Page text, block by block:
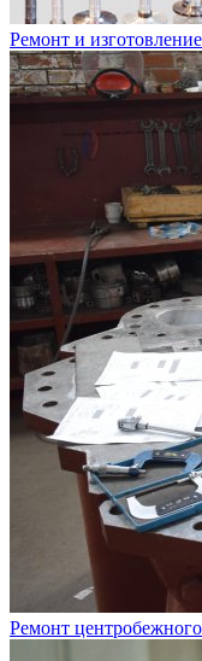
Ремонт и
Ремонт